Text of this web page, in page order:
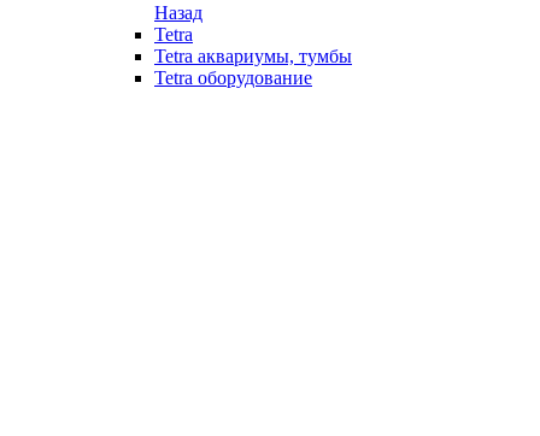
Назад
Tetra
Tetra аквариумы, тумбы
Tetra оборудование